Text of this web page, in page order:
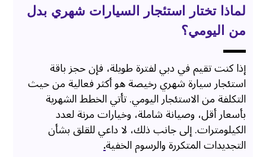
لماذا تختار استئجار السيارات شهري بدل
من اليومي؟
إذا كنت تقيم في دبي لفترة طويلة، فإن حجز باقة
استئجار سيارة شهري رخيصة هو أكثر فعالية من حيث
التكلفة من الاستئجار اليومي. تأتي الخطط الشهرية
بأسعار أقل، وصيانة شاملة، وخيارات مرنة لعدد
الكيلومترات. إلى جانب ذلك، لا داعي للقلق بشأن
التجديدات المتكررة والرسوم الخفية.